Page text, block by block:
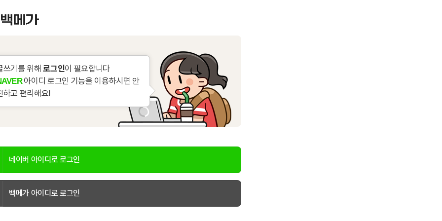
쓰기를 위해로그인이 필요합니다
아이디 로그인 기능을 이용하시면 안
하고 편리해요!
네이버 아이디로 로그인
백메가 아이디로 로그인